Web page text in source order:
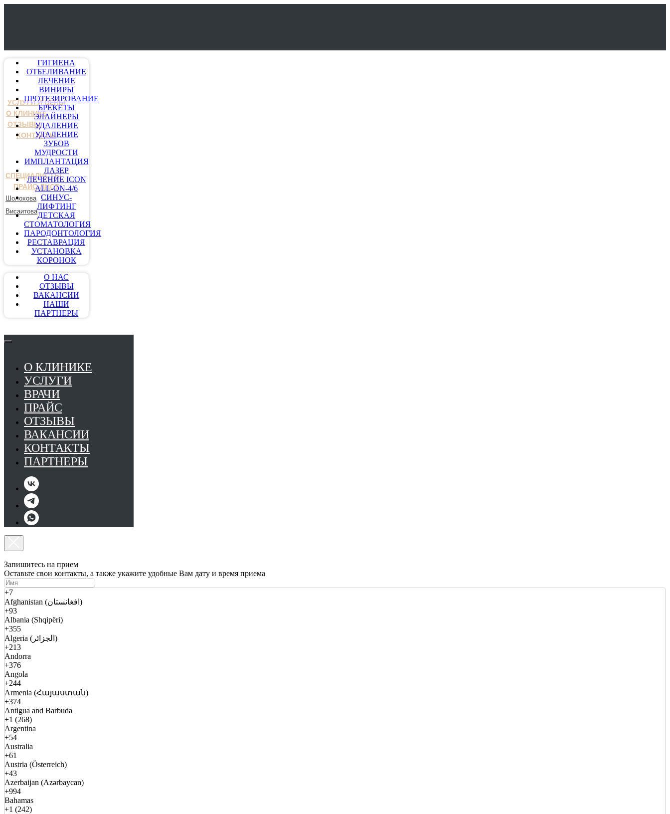
УСЛУГИ И ЦЕНЫ
О КЛИНИКЕ
ОТЗЫВЫ
КОНТАКТЫ
СПЕЦИАЛИСТЫ
ПРАЙС-ЛИСТ
Шолохова
Висаитова
ГИГИЕНА
ОТБЕЛИВАНИЕ
ЛЕЧЕНИЕ
ВИНИРЫ
ПРОТЕЗИРОВАНИЕ
БРЕКЕТЫ
ЭЛАЙНЕРЫ
УДАЛЕНИЕ
УДАЛЕНИЕ
ЗУБОВ
МУДРОСТИ
ИМПЛАНТАЦИЯ
ЛАЗЕР
ЛЕЧЕНИЕ ICON
ALL-ON-4/6
СИНУС-
ЛИФТИНГ
ДЕТСКАЯ
СТОМАТОЛОГИЯ
ПАРОДОНТОЛОГИЯ
РЕСТАВРАЦИЯ
УСТАНОВКА
КОРОНОК
О НАС
ОТЗЫВЫ
ВАКАНСИИ
НАШИ
ПАРТНЕРЫ
О КЛИНИКЕ
УСЛУГИ
ВРАЧИ
ПРАЙС
ОТЗЫВЫ
ВАКАНСИИ
КОНТАКТЫ
ПАРТНЕРЫ
Запишитесь на прием
Оставьте свои контакты, а также укажите удобные Вам дату и время приема
+7
Afghanistan (افغانستان)
+93
Albania (Shqipëri)
+355
Algeria (الجزائر)
+213
Andorra
+376
Angola
+244
Armenia (Հայաստան)
+374
Antigua and Barbuda
+1 (268)
Argentina
+54
Australia
+61
Austria (Österreich)
+43
Azerbaijan (Azərbaycan)
+994
Bahamas
+1 (242)